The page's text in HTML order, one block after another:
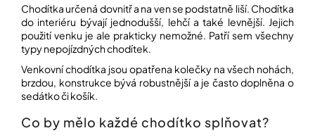
CHYTRÝ
PRŮVODCE
MODERNÍM
SVĚTEM
POZNEJTE
&
ZAŽIJTE,
CO
Chodítka určená dovnitř a na ven se podstatně liší. Chodítka
do interiéru bývají jednodušší, lehčí a také levnější. Jejich
použití venku je ale prakticky nemožné. Patří sem všechny
typy nepojízdných chodítek.
Venkovní chodítka jsou opatřena kolečky na všech nohách,
brzdou, konstrukce bývá robustnější a je často doplněna o
sedátko či košík.
Co by mělo každé chodítko splňovat?
e
n
a